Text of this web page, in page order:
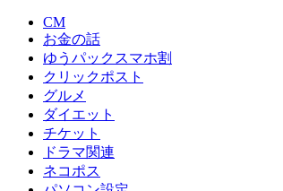
CM
お金の話
ゆうパックスマホ割
クリックポスト
グルメ
ダイエット
チケット
ドラマ関連
ネコポス